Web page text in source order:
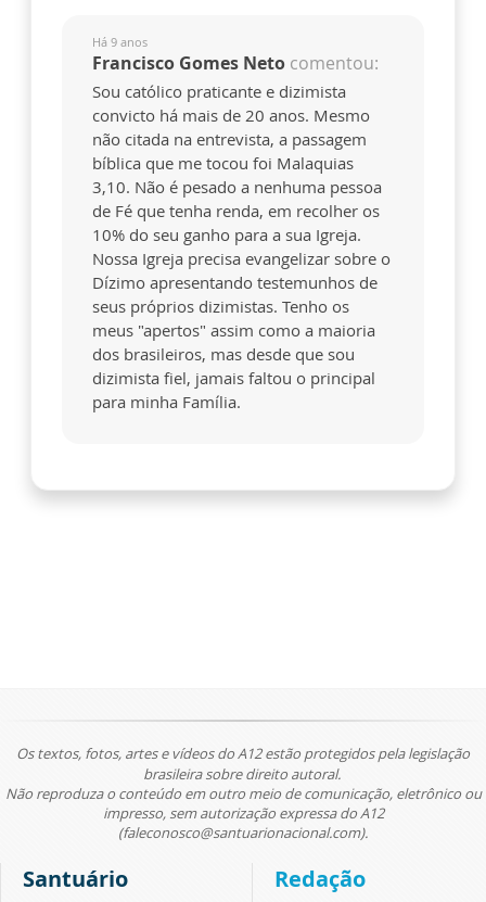
Há 9 anos
Francisco Gomes Neto comentou:
Sou católico praticante e dizimista
convicto há mais de 20 anos. Mesmo
não citada na entrevista, a passagem
bíblica que me tocou foi Malaquias
3,10. Não é pesado a nenhuma pessoa
de Fé que tenha renda, em recolher os
10% do seu ganho para a sua Igreja.
Nossa Igreja precisa evangelizar sobre o
Dízimo apresentando testemunhos de
seus próprios dizimistas. Tenho os
meus "apertos" assim como a maioria
dos brasileiros, mas desde que sou
dizimista fiel, jamais faltou o principal
para minha Família.
Os textos, fotos, artes e vídeos do A12 estão protegidos pela legislação
brasileira sobre direito autoral.
Não reproduza o conteúdo em outro meio de comunicação, eletrônico ou
impresso, sem autorização expressa do A12
(faleconosco@santuarionacional.com).
Santuário Redação